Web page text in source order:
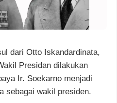
dari Otto Iskandardinata,
Presidan dilakukan
Ir. Soekarno menjadi
sebagai wakil presiden.